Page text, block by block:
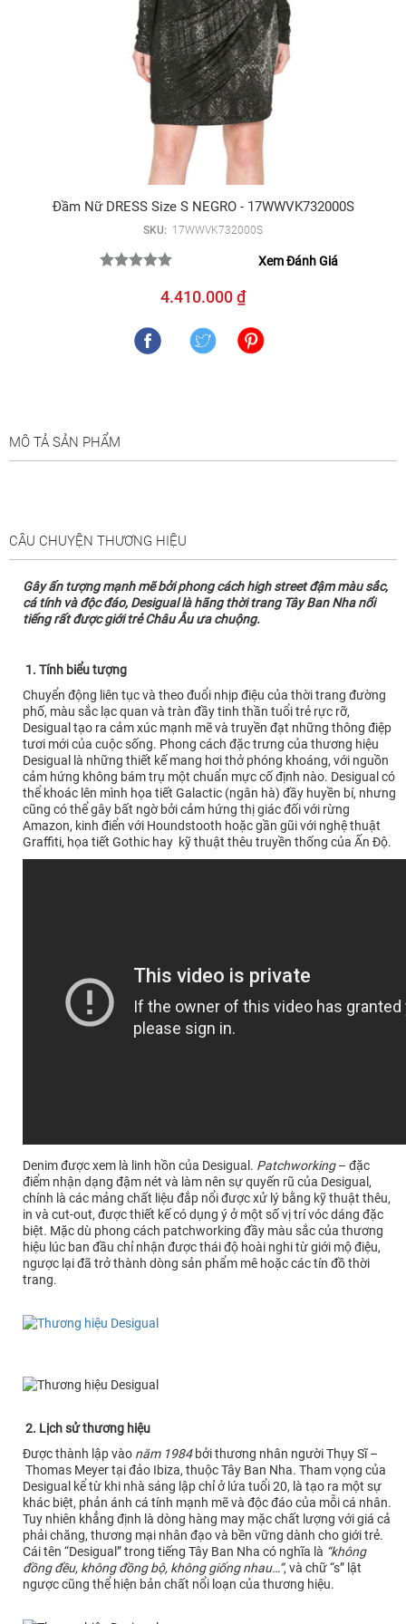
Đầm Nữ DRESS Size S NEGRO - 17WWVK732000S
SKU: 17WWVK732000S
Xem Đánh Giá
4.410.000 ₫
MÔ TẢ SẢN PHẨM
CÂU CHUYỆN THƯƠNG HIỆU
Gây ấn tượng mạnh mẽ bởi phong cách high street đậm màu sắc,
cá tính và độc đáo, Desigual là hãng thời trang Tây Ban Nha nổi
tiếng rất được giới trẻ Châu Âu ưa chuộng.
1. Tính biểu tượng
Chuyển động liên tục và theo đuổi nhịp điệu của thời trang đường
phố, màu sắc lạc quan và tràn đầy tinh thần tuổi trẻ rực rỡ,
Desigual tạo ra cảm xúc mạnh mẽ và truyền đạt những thông điệp
tươi mới của cuộc sống. Phong cách đặc trưng của thương hiệu
Desigual là những thiết kế mang hơi thở phóng khoáng, với nguồn
cảm hứng không bám trụ một chuẩn mực cố định nào. Desigual có
thể khoác lên mình họa tiết Galactic (ngân hà) đầy huyền bí, nhưng
cũng có thể gây bất ngờ bởi cảm hứng thị giác đối với rừng
Amazon, kinh điển với Houndstooth hoặc gần gũi với nghệ thuật
Graffiti, họa tiết Gothic hay kỹ thuật thêu truyền thống của Ấn Độ.
Denim được xem là linh hồn của Desigual. Patchworking– đặc
điểm nhận dạng đậm nét và làm nên sự quyến rũ của Desigual,
chính là các mảng chất liệu đắp nổi được xử lý bằng kỹ thuật thêu,
in và cut-out, được thiết kế có dụng ý ở một số vị trí vóc dáng đặc
biệt. Mặc dù phong cách patchworking đầy màu sắc của thương
hiệu lúc ban đầu chỉ nhận được thái độ hoài nghi từ giới mộ điệu,
ngược lại đã trở thành dòng sản phẩm mê hoặc các tín đồ thời
trang.
2. Lịch sử thương hiệu
Được thành lập vào năm 1984bởi thương nhân người Thụy Sĩ –
Thomas Meyer tại đảo Ibiza, thuộc Tây Ban Nha. Tham vọng của
Desigual kể từ khi nhà sáng lập chỉ ở lứa tuổi 20, là tạo ra một sự
khác biệt, phản ánh cá tính mạnh mẽ và độc đáo của mỗi cá nhân.
Tuy nhiên khẳng định là dòng hàng may mặc chất lượng với giá cả
phải chăng, thương mại nhân đạo và bền vững dành cho giới trẻ.
Cái tên “Desigual” trong tiếng Tây Ban Nha có nghĩa là “không
đồng đều, không đồng bộ, không giống nhau…”, và chữ “s” lật
ngược cũng thể hiện bản chất nổi loạn của thương hiệu.